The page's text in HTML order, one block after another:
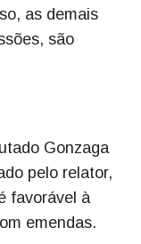
as demais
são
Gonzaga
pelo relator,
favorável à
emendas.